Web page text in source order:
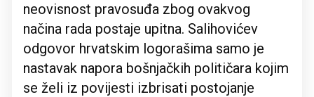
neovisnost pravosuđa zbog ovakvog
načina rada postaje upitna. Salihovićev
odgovor hrvatskim logorašima samo je
nastavak napora bošnjačkih političara kojim
se želi iz povijesti izbrisati postojanje